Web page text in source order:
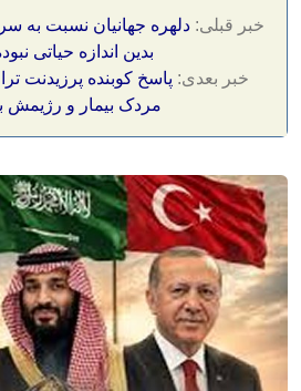
خبر قبلی: دلهره جهانیان نسبت به
بدین اندازه حیاتی
خبر بعدی: پاسخ کوبنده پرزیدنت
مردک بیمار و رژیمش